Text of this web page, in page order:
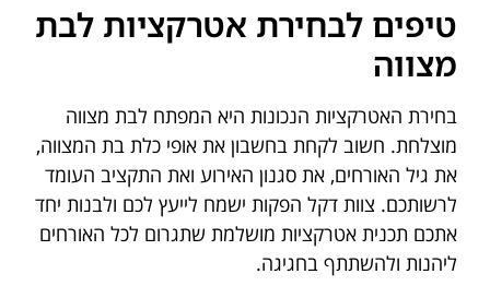
טיפים לבחירת אטרקציות לבת
מצווה
בחירת האטרקציות הנכונות היא המפתח לבת מצווה
מוצלחת. חשוב לקחת בחשבון את אופי כלת בת המצווה,
את גיל האורחים, את סגנון האירוע ואת התקציב העומד
לרשותכם. צוות דקל הפקות ישמח לייעץ לכם ולבנות יחד
אתכם תכנית אטרקציות מושלמת שתגרום לכל האורחים
ליהנות ולהשתתף בחגיגה.